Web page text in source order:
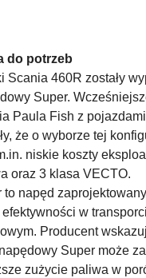
do potrzeb
Scania 460R zostały
Super.
Paula Fish z
że o wyborze tej
niskie koszty
oraz 3 klasa VECTO.
to napęd
w
Producent
napędowy Super może
zużycie paliwa w